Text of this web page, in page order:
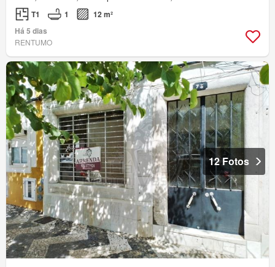
T1 1
12 m²
Há 5 dias
RENTUMO
12 Fotos